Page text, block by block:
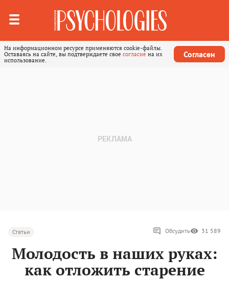
На информационном ресурсе применяются cookie-файлы.
Оставаясь на сайте, вы подтверждаете свое согласие на их
использование.
Согласен
Статьи Обсудить 31 589
Молодость в наших руках:
как отложить старение